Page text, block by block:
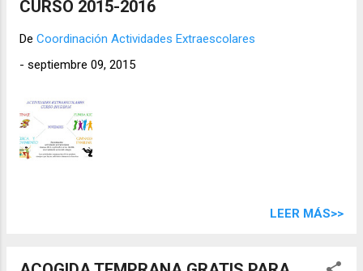
Fin de las actividades : 17 de junio Matrícula
socios a pagar a la coordinadora
directamente. Hasta que el alumno/a no
mínimo de alumnos/as inscritos. Entrada y
CURSO 2015-2016
De Coordinación Actividades Extraescolares
- septiembre 09, 2015
LEER MÁS>>